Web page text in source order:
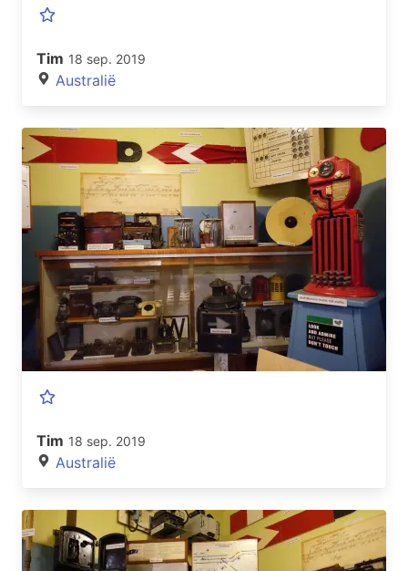
Tim 18 sep. 2019
Australië
Tim 18 sep. 2019
Australië